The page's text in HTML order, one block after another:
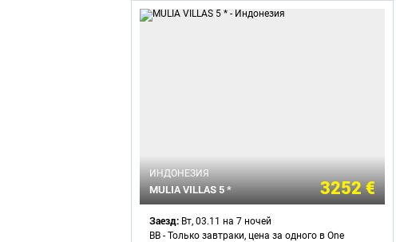
ИНДОНЕЗИЯ
MULIA VILLAS 5 * 3252 €
Заезд: Вт, 03.11 на 7 ночей
BB - Только завтраки, цена за одного в One